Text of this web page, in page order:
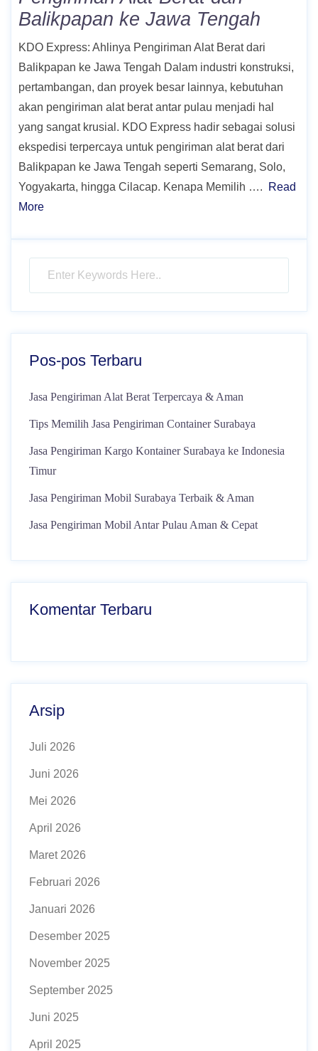
Balikpapan ke Jawa Tengah
KDO Express: Ahlinya Pengiriman Alat Berat dari
Balikpapan ke Jawa Tengah Dalam industri konstruksi,
pertambangan, dan proyek besar lainnya, kebutuhan
akan pengiriman alat berat antar pulau menjadi hal
yang sangat krusial. KDO Express hadir sebagai solusi
ekspedisi terpercaya untuk pengiriman alat berat dari
Balikpapan ke Jawa Tengah seperti Semarang, Solo,
Yogyakarta, hingga Cilacap. Kenapa Memilih ….
Read
More
Pos-pos Terbaru
Jasa Pengiriman Alat Berat Terpercaya & Aman
Tips Memilih Jasa Pengiriman Container Surabaya
Jasa Pengiriman Kargo Kontainer Surabaya ke Indonesia
Timur
Jasa Pengiriman Mobil Surabaya Terbaik & Aman
Jasa Pengiriman Mobil Antar Pulau Aman & Cepat
Komentar Terbaru
Arsip
Juli 2026
Juni 2026
Mei 2026
April 2026
Maret 2026
Februari 2026
Januari 2026
Desember 2025
November 2025
September 2025
Juni 2025
April 2025